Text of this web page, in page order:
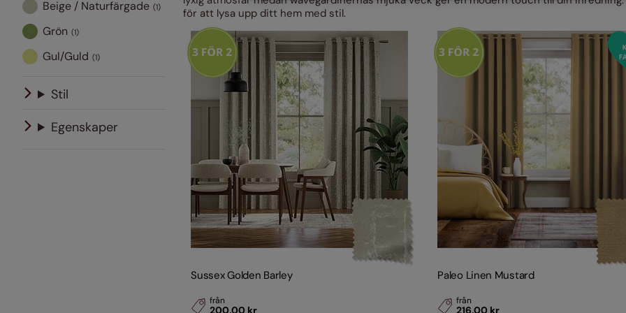
Designerkollektioner
Ljust
Träpersienner
Lamellgardiner
Scion
Sanderson
Se Alla
Beige / Naturfärgade (1)
Grön (1)
Gul/Guld (1)
Stil
Egenskaper
för att lysa upp ditt hem med stil.
Sussex Golden Barley
från
200,00 kr
Paleo Linen Mustard
från
216,00 kr